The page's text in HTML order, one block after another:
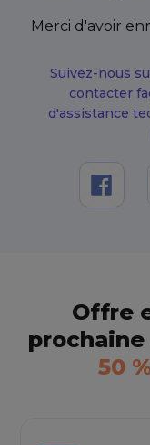
Merci d'avoir
Suivez-nous
contacter
d'assistance
Offre
50